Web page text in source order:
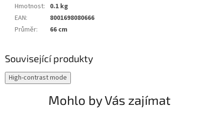
Hmotnost: 0.1 kg
EAN:
8001698080666
Průměr: 66 cm
Související produkty
High-contrast mode
Mohlo by Vás zajímat